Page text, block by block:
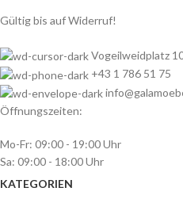
Gültig bis auf Widerruf!
Vogeilweidplatz
+43 1 786 51 75
Öffnungszeiten:
Mo-Fr: 09:00 - 19:00 Uhr
Sa: 09:00 - 18:00 Uhr
KATEGORIEN